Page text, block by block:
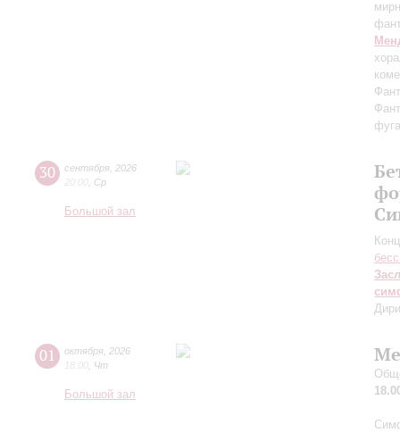
30 сентября 2026
20:00 Ср
Большой зал
01 октября 2026
18:00 Чт
Большой зал